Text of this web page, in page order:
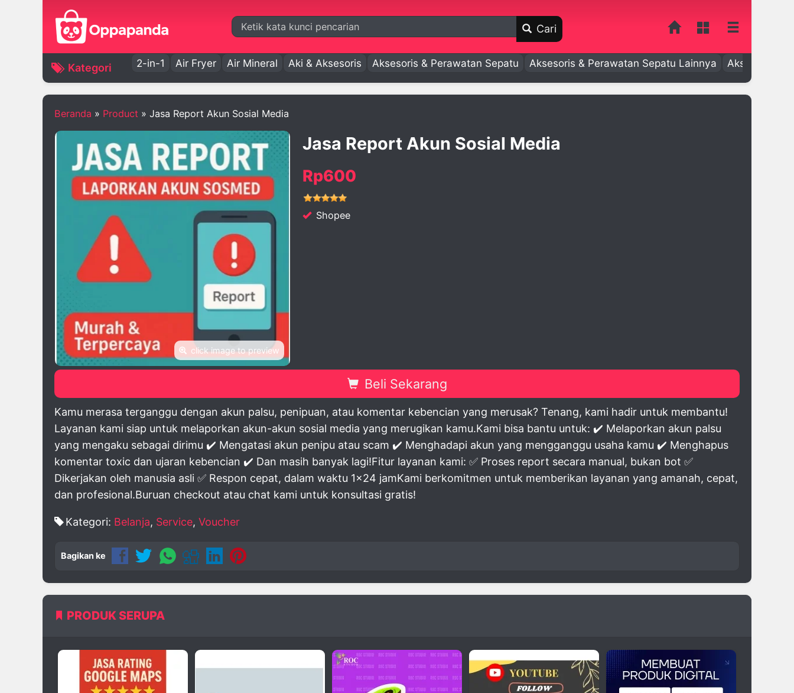
Cari Cari
Kategori 2-in-1 Air Fryer Air Mineral Aki & Aksesoris Aksesoris & Perawatan Sepatu Aksesoris & Perawatan Sepatu Lainnya Aksesoris
Beranda » Product » Jasa Report Akun Sosial Media
click image to preview
Jasa Report Akun Sosial Media
Rp600
Shopee
Beli Sekarang
Kamu merasa terganggu dengan akun palsu, penipuan, atau komentar kebencian yang merusak? Tenang, kami hadir untuk membantu!
Layanan kami siap untuk melaporkan akun-akun sosial media yang merugikan kamu.Kami bisa bantu untuk: ✔️ Melaporkan akun palsu
yang mengaku sebagai dirimu ✔️ Mengatasi akun penipu atau scam ✔️ Menghadapi akun yang mengganggu usaha kamu ✔️ Menghapus
komentar toxic dan ujaran kebencian ✔️ Dan masih banyak lagi!Fitur layanan kami: ✅ Proses report secara manual, bukan bot ✅
Dikerjakan oleh manusia asli ✅ Respon cepat, dalam waktu 1x24 jamKami berkomitmen untuk memberikan layanan yang amanah, cepat,
dan profesional.Buruan checkout atau chat kami untuk konsultasi gratis!
Kategori: Belanja, Service, Voucher
Bagikan ke
PRODUK SERUPA